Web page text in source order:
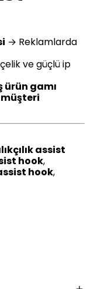
→ Reklamlarda
ve güçlü ip
gamı
müşteri
assist
hook,
hook,